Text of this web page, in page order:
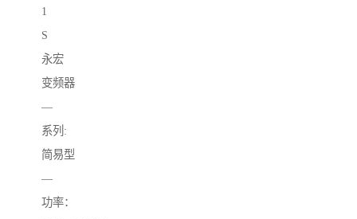
1
S
永宏
变频器
—
系列:
简易型
—
功率：